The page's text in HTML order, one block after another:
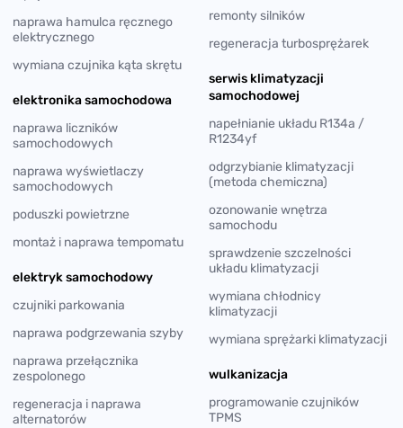
naprawa hamulca ręcznego
elektrycznego
wymiana czujnika kąta skrętu
elektronika samochodowa
naprawa liczników
samochodowych
naprawa wyświetlaczy
samochodowych
poduszki powietrzne
montaż i naprawa tempomatu
elektryk samochodowy
czujniki parkowania
naprawa podgrzewania szyby
naprawa przełącznika
zespolonego
regeneracja i naprawa
alternatorów
remonty silników
regeneracja turbosprężarek
serwis klimatyzacji
samochodowej
napełnianie układu R134a /
R1234yf
odgrzybianie klimatyzacji
(metoda chemiczna)
ozonowanie wnętrza
samochodu
sprawdzenie szczelności
układu klimatyzacji
wymiana chłodnicy
klimatyzacji
wymiana sprężarki klimatyzacji
wulkanizacja
programowanie czujników
TPMS